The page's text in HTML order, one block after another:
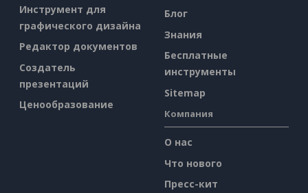
Инструмент для
графического дизайна
Редактор документов
Создатель
презентаций
Ценообразование
Блог
Знания
Бесплатные
инструменты
Sitemap
Компания
О нас
Что нового
Пресс-кит